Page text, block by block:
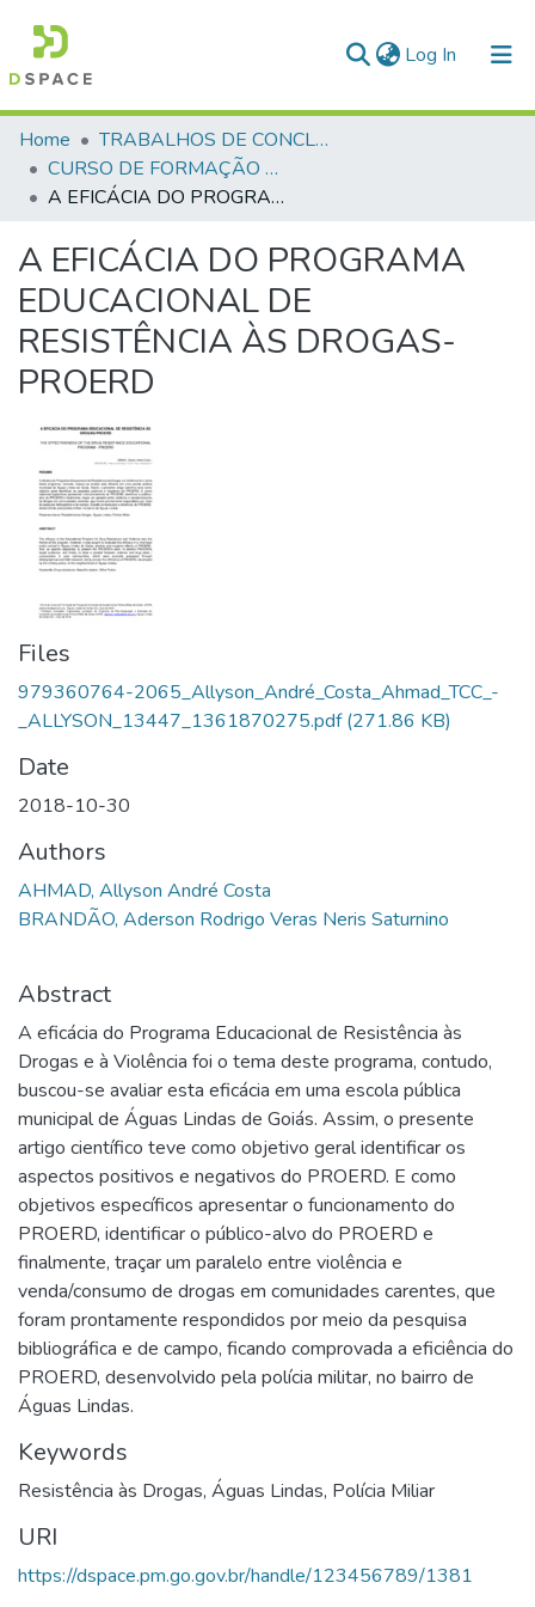
Log In (current)
Communities & Collections
All of DSpace
Home
TRABALHOS DE CONCLUSÃO DE CURSO - CFP (CURSO DE FORMAÇÃO DE PRAÇAS)
CURSO DE FORMAÇÃO DE PRAÇAS - CFP - 2018
A EFICÁCIA DO PROGRAMA EDUCACIONAL DE RESISTÊNCIA ÀS DROGAS-PROERD
A EFICÁCIA DO PROGRAMA
EDUCACIONAL DE
RESISTÊNCIA ÀS DROGAS-
PROERD
Files
979360764-2065_Allyson_André_Costa_Ahmad_TCC_-
_ALLYSON_13447_1361870275.pdf(271.86 KB)
Date
2018-10-30
Authors
AHMAD, Allyson André Costa
BRANDÃO, Aderson Rodrigo Veras Neris Saturnino
Abstract
A eficácia do Programa Educacional de Resistência às
Drogas e à Violência foi o tema deste programa, contudo,
buscou-se avaliar esta eficácia em uma escola pública
municipal de Águas Lindas de Goiás. Assim, o presente
artigo científico teve como objetivo geral identificar os
aspectos positivos e negativos do PROERD. E como
objetivos específicos apresentar o funcionamento do
PROERD, identificar o público-alvo do PROERD e
finalmente, traçar um paralelo entre violência e
venda/consumo de drogas em comunidades carentes, que
foram prontamente respondidos por meio da pesquisa
bibliográfica e de campo, ficando comprovada a eficiência do
PROERD, desenvolvido pela polícia militar, no bairro de
Águas Lindas.
Keywords
Resistência às Drogas, Águas Lindas, Polícia Miliar
URI
https://dspace.pm.go.gov.br/handle/123456789/1381